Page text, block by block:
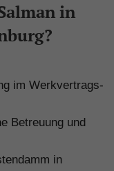
in
im Werkvertrags-
Betreuung und
in